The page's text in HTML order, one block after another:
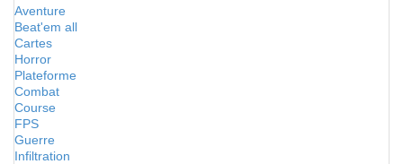
Aventure
Beat'em all
Cartes
Horror
Plateforme
Combat
Course
FPS
Guerre
Infiltration